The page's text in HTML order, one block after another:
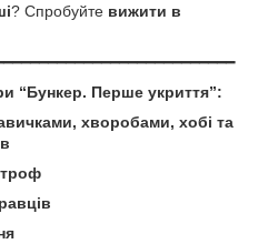
? Спробуйте вижити в
“Бункер. Перше укриття”:
хворобами, хобі та